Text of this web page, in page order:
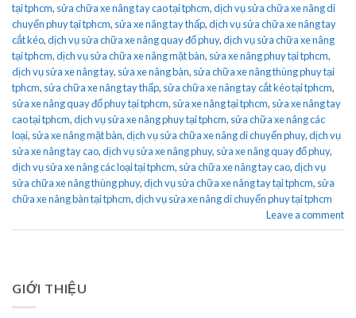
tại tphcm, sửa chữa xe nâng tay cao tại tphcm,dịch vụ sửa chữa xe nâng di
chuyển phuy tại tphcm, sửa xe nâng tay thấp,dịch vụ sửa chữa xe nâng tay
cắt kéo,dịch vụ sửa chữa xe nâng quay đổ phuy,dịch vụ sửa chữa xe nâng
tại tphcm,dịch vụ sửa chữa xe nâng mặt bàn, sửa xe nâng phuy tại tphcm,
dịch vụ sửa xe nâng tay, sửa xe nâng bàn, sửa chữa xe nâng thùng phuy tại
tphcm, sửa chữa xe nâng tay thấp, sửa chữa xe nâng tay cắt kéo tại tphcm,
sửa xe nâng quay đổ phuy tại tphcm, sửa xe nâng tại tphcm, sửa xe nâng tay
cao tại tphcm,dịch vụ sửa xe nâng phuy tại tphcm, sửa chữa xe nâng các
loại, sửa xe nâng mặt bàn,dịch vụ sửa chữa xe nâng di chuyển phuy,dịch vụ
sửa xe nâng tay cao,dịch vụ sửa xe nâng phuy, sửa xe nâng quay đổ phuy,
dịch vụ sửa xe nâng các loại tại tphcm, sửa chữa xe nâng tay cao,dịch vụ
sửa chữa xe nâng thùng phuy,dịch vụ sửa chữa xe nâng tay tại tphcm, sửa
chữa xe nâng bàn tại tphcm,dịch vụ sửa xe nâng di chuyển phuy tại tphcm
Leave a comment
GIỚI THIỆU